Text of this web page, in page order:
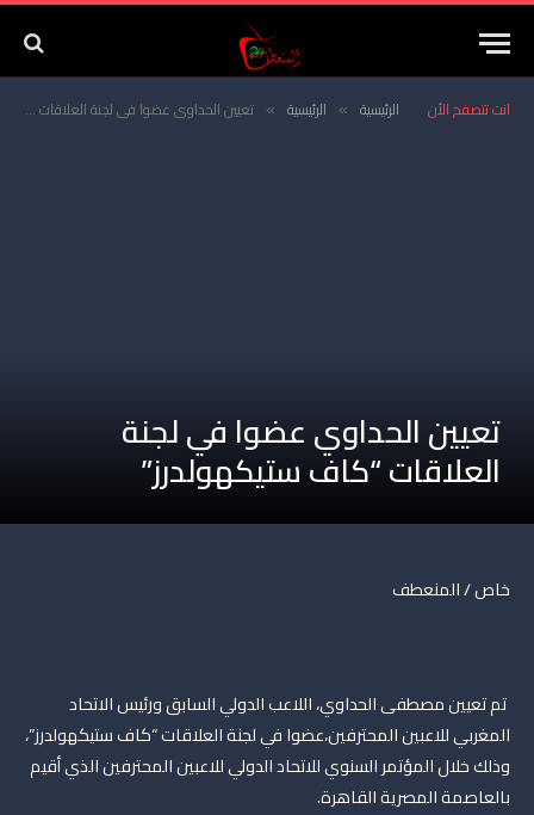
انت تتصفح الأن الرئيسية » الرئيسية » تعيين الحداوي عضوا في لجنة العلاقات “كاف ستيكهولدرز”
تعيين الحداوي عضوا في لجنة
العلاقات “كاف ستيكهولدرز”
خاص / المنعطف
تم تعيين مصطفى الحداوي، اللاعب الدولي السابق ورئيس الاتحاد
المغربي للاعبين المحترفين،عضوا في لجنة العلاقات “كاف ستيكهولدرز”،
وذلك خلال المؤتمر السنوي للاتحاد الدولي للاعبين المحترفين الذي أقيم
بالعاصمة المصرية القاهرة.